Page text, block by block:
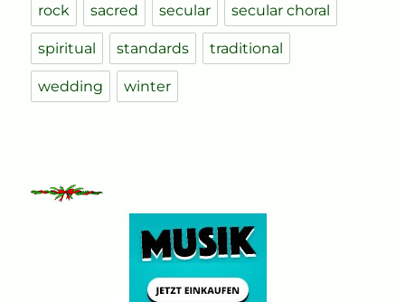
rock sacred secular secular choral
spiritual standards traditional
wedding winter